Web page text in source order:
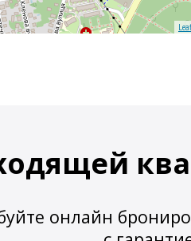
онлайн